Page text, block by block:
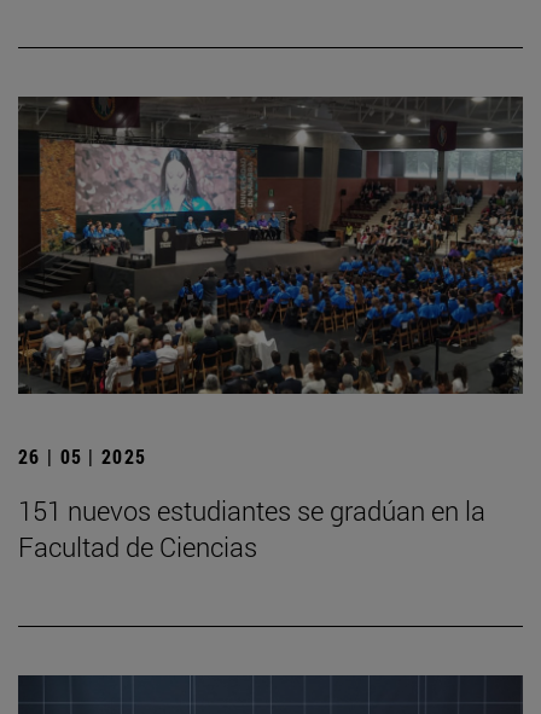
26 | 05 | 2025
151 nuevos estudiantes se gradúan en la
Facultad de Ciencias